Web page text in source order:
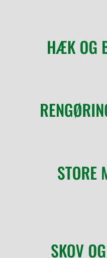
HÆK OG
STORE
SKOV